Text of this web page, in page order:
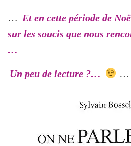
… Et en cette période de
sur les soucis que nous
…
Un peu de lecture ?… …